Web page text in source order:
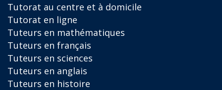
Tutorat au centre et à domicile
Tutorat en ligne
Tuteurs en mathématiques
Tuteurs en français
Tuteurs en sciences
Tuteurs en anglais
Tuteurs en histoire